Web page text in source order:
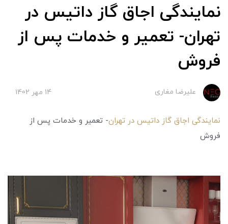
نمایندگی اجاق گاز داتیس در
تهران- تعمیر و خدمات پس از
فروش
علیرضا مغاری 14 مهر 1402
نمایندگی اجاق گاز داتیس در تهران- تعمیر و خدمات پس از
فروش